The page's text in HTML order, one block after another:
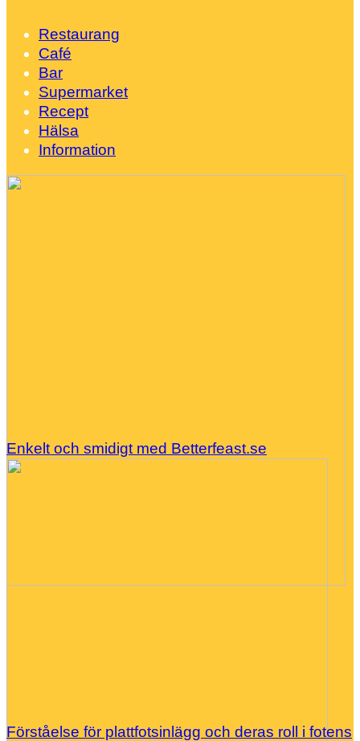
Restaurang
Café
Bar
Supermarket
Recept
Hälsa
Information
Enkelt och smidigt med Betterfeast.se
Förståelse för plattfotsinlägg och deras roll i fotens